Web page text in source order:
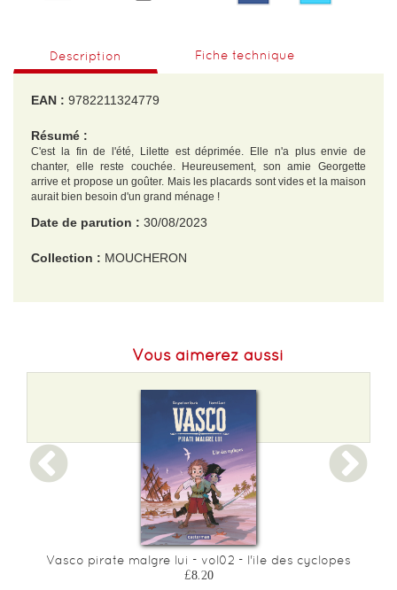
Description Fiche technique
EAN : 9782211324779
Résumé :
C'est la fin de l'été, Lilette est déprimée. Elle n'a plus envie de
chanter, elle reste couchée. Heureusement, son amie Georgette
arrive et propose un goûter. Mais les placards sont vides et la maison
aurait bien besoin d'un grand ménage !
Date de parution : 30/08/2023
Collection : MOUCHERON
Vous aimerez aussi
Vasco pirate malgre lui - vol02 - l'ile des cyclopes
£8.20